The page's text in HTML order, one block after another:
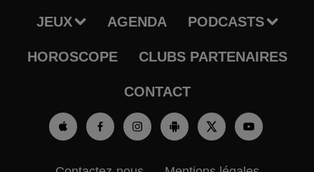
JEUX AGENDA PODCASTS
HOROSCOPE CLUBS PARTENAIRES
CONTACT